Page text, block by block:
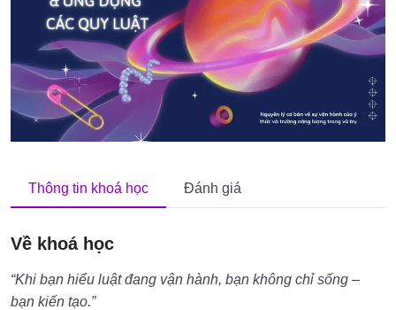
Thông tin khoá học Đánh giá
Về khoá học
“Khi bạn hiểu luật đang vận hành, bạn không chỉ sống –
bạn kiến tạo.”